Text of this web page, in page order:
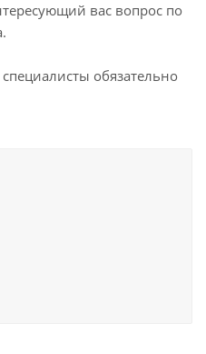
вас вопрос по
обязательно